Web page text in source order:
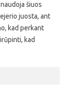
šiuos
juosta, ant
kad perkant
kad